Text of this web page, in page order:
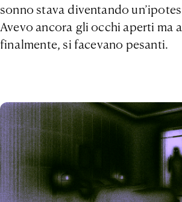
sonno stava diventando
Avevo ancora gli occhi aperti ma
finalmente, si facevano pesanti.